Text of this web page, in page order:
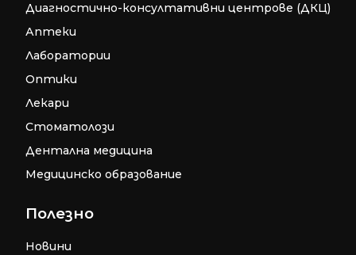
Диагностично-консултативни центрове (ДКЦ)
Аптеки
Лаборатории
Оптики
Лекари
Стоматолози
Дентална медицина
Медицинско образование
Полезно
Новини